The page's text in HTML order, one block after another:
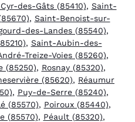
des-Gâts (85410), Saint-
, Saint-Benoist-sur-
des-Landes (85540),
, Saint-Aubin-des-
Treize-Voies (85260),
(85250), Rosnay (85320),
(85620), Réaumur
, Puy-de-Serre (85240),
(85570), Poiroux (85440),
(85570), Péault (85320),